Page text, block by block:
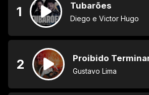
1 Tubarões
Diego e Victor Hugo
2 Proibido
Gustavo Lima